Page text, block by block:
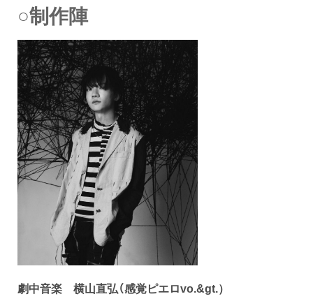
○制作陣
劇中音楽 横山直弘（感覚ピエロvo.&gt.）